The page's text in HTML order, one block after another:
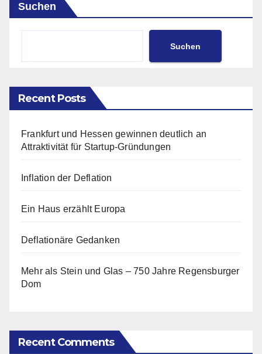
Suchen
Suchen
Recent Posts
Frankfurt und Hessen gewinnen deutlich an
Attraktivität für Startup-Gründungen
Inflation der Deflation
Ein Haus erzählt Europa
Deflationäre Gedanken
Mehr als Stein und Glas – 750 Jahre Regensburger
Dom
Recent Comments